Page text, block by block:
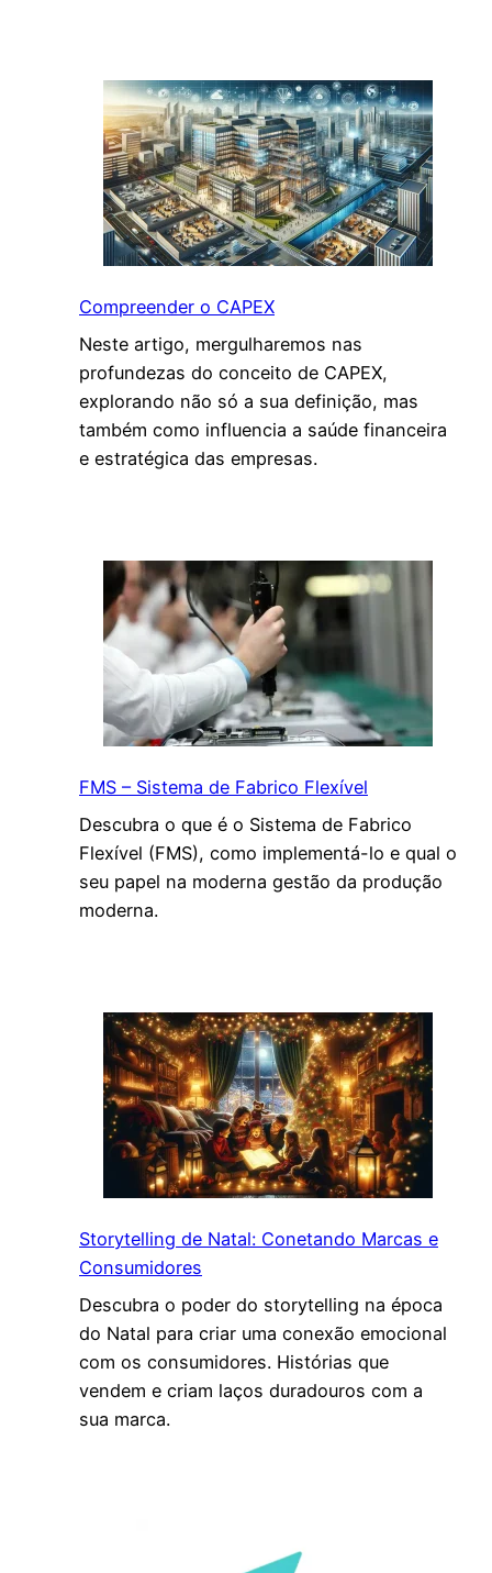
á
t
i
c
a
s
E
s
e
c
Compreender o CAPEX
Neste artigo, mergulharemos nas
profundezas do conceito de CAPEX,
explorando não só a sua definição, mas
também como influencia a saúde financeira
e estratégica das empresas.
FMS – Sistema de Fabrico Flexível
Descubra o que é o Sistema de Fabrico
Flexível (FMS), como implementá-lo e qual o
seu papel na moderna gestão da produção
moderna.
Storytelling de Natal: Conetando Marcas e
Consumidores
Descubra o poder do storytelling na época
do Natal para criar uma conexão emocional
com os consumidores. Histórias que
vendem e criam laços duradouros com a
sua marca.